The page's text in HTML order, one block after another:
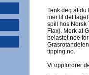
Tenk deg at
mer til det
spill hos Norsk
Flax). Merk at
belastet noe
tipping.no.
Vi oppfordrer